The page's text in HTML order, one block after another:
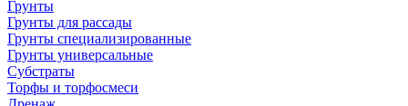
Грунты
Грунты для рассады
Грунты специализированные
Грунты универсальные
Субстраты
Торфы и торфосмеси